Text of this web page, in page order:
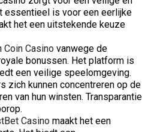
essentieel is voor een eerlijke
het een uitstekende keuze
Coin Casino vanwege de
bonussen. Het platform is
een veilige speelomgeving.
zich kunnen concentreren op de
van hun winsten. Transparantie
Casino maakt het een